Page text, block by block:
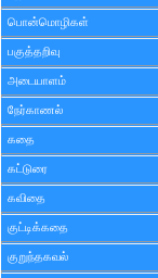
பொன்மொழிகள்
பகுத்தறிவு
அடையாளம்
நேர்காணல்
கதை
கட்டுரை
கவிதை
குட்டிக்கதை
குறுந்தகவல்